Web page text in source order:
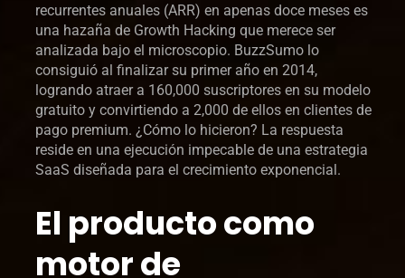
recurrentes anuales (ARR) en apenas doce meses es
una hazaña de Growth Hacking que merece ser
analizada bajo el microscopio. BuzzSumo lo
consiguió al finalizar su primer año en 2014,
logrando atraer a 160,000 suscriptores en su modelo
gratuito y convirtiendo a 2,000 de ellos en clientes de
pago premium. ¿Cómo lo hicieron? La respuesta
reside en una ejecución impecable de una estrategia
SaaS diseñada para el crecimiento exponencial.
El producto como
motor de